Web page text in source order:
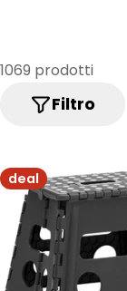
n
1069 prodotti
Filtro
deal